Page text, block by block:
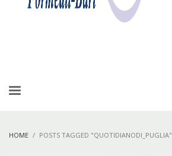
HOME POSTS TAGGED "QUOTIDIANODI_PUGLIA"